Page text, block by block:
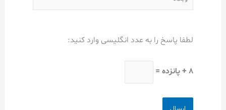
لطفا پاسخ را به عدد انگلیسی وارد کنید:
8 + پانزده =